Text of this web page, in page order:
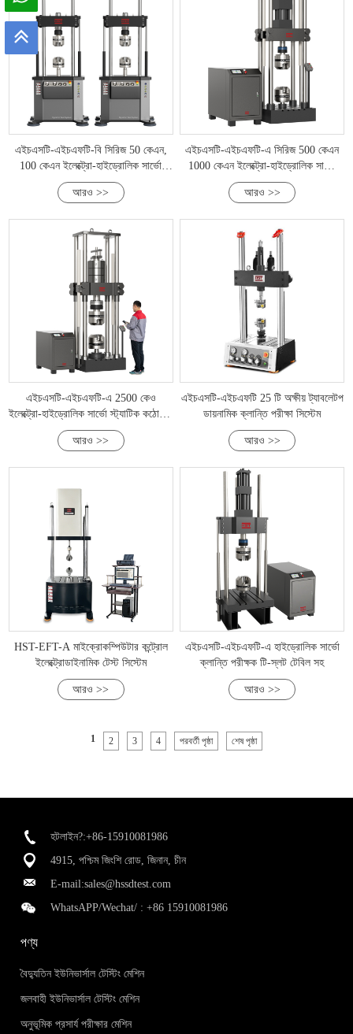
এইচএসটি-এইচএফটি-বি সিরিজ 50 কেএন,
100 কেএন ইলেক্ট্রো-হাইড্রোলিক সার্ভো
ক্লান্তি পরীক্ষার মেশিন
আরও >>
এইচএসটি-এইচএফটি-এ সিরিজ 500 কেএন
1000 কেএন ইলেক্ট্রো-হাইড্রোলিক সার্ভো
স্ট্যাটিক এবং গতিশীল ইউনিভার্সাল টেস্টিং
মেশিন
আরও >>
এইচএসটি-এইচএফটি-এ 2500 কেও
ইলেক্ট্রো-হাইড্রোলিক সার্ভো স্ট্যাটিক কঠোরতা
ক্লান্তি পরীক্ষক
আরও >>
এইচএসটি-এইচএফটি 25 টি অক্ষীয় ট্যাবলেটপ
ডায়নামিক ক্লান্তি পরীক্ষা সিস্টেম
আরও >>
HST-EFT-A মাইক্রোকম্পিউটার কন্ট্রোল
ইলেক্ট্রোডাইনামিক টেস্ট সিস্টেম
আরও >>
এইচএসটি-এইচএফটি-এ হাইড্রোলিক সার্ভো
ক্লান্তি পরীক্ষক টি-স্লট টেবিল সহ
আরও >>
1 2 3 4 পরবর্তী পৃষ্ঠা শেষ পৃষ্ঠা
হটলাইন?:+86-15910081986
4915, পশ্চিম জিংশি রোড, জিনান, চীন
E-mail:sales@hssdtest.com
WhatsAPP/Wechat/ :+86 15910081986
পণ্য
বৈদ্যুতিন ইউনিভার্সাল টেস্টিং মেশিন
জলবাহী ইউনিভার্সাল টেস্টিং মেশিন
অনুভূমিক প্রসার্য পরীক্ষার মেশিন